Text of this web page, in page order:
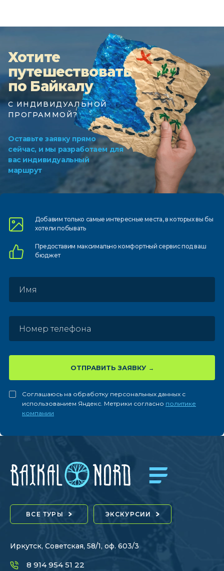
Хотите
путешествовать
по Байкалу
С ИНДИВИДУАЛЬНОЙ
ПРОГРАММОЙ?
Оставьте заявку прямо
сейчас, и мы разработаем для
вас индивидуальный
маршрут
Добавим только самыеинтересные места, в которыхвы бы
хотели побывать
Предоставим максимально комфортныйсервис под ваш
бюджет
ОТПРАВИТЬ ЗАЯВКУ
Соглашаюсь на обработку персональных данных с
использованием Яндекс. Метрики согласно политике
компании
ВСЕ ТУРЫ ЭКСКУРСИИ
Иркутск, Советская, 58/1, оф. 603/3
8 914 954 51 22